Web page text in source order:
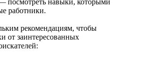
посмотреть навыки, которыми
работники.
рекомендациям, чтобы
от заинтересованных